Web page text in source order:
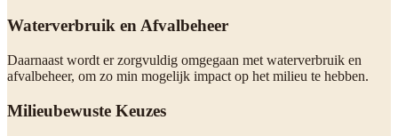
Waterverbruik en Afvalbeheer
Daarnaast wordt er zorgvuldig omgegaan met waterverbruik en
afvalbeheer, om zo min mogelijk impact op het milieu te hebben.
Milieubewuste Keuzes